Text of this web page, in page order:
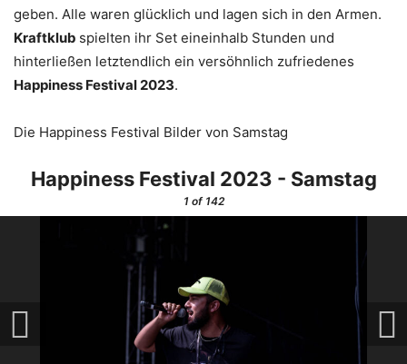
geben. Alle waren glücklich und lagen sich in den Armen.
Kraftklub spielten ihr Set eineinhalb Stunden und
hinterließen letztendlich ein versöhnlich zufriedenes
Happiness Festival 2023.
Die Happiness Festival Bilder von Samstag
Happiness Festival 2023 - Samstag
1of 142